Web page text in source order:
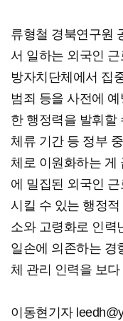
류형철 경북연구원
서 일하는 외국인
방자치단체에서 집
범죄 등을 사전에
한 행정력을 발휘할
체류 기간 등 정부
체로 이원화하는 게
에 밀집된 외국인
시킬 수 있는 행정
소와 고령화로 인력
일손에 의존하는 경
체 관리 인력을 보
이동현기자